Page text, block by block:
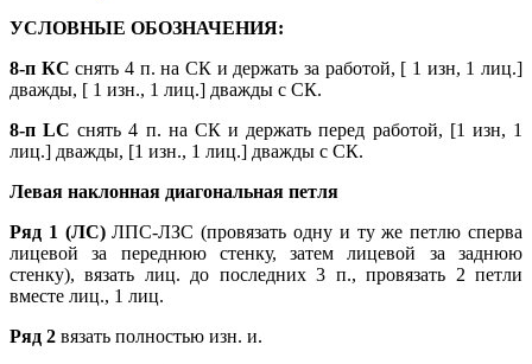
УСЛОВНЫЕ ОБОЗНАЧЕНИЯ:
8-п КС снять 4 п. на СК и держать за работой, [ 1 изн, 1 лиц.]
дважды, [ 1 изн., 1 лиц.] дважды с СК.
8-п LС снять 4 п. на СК и держать перед работой, [1 изн, 1
лиц.] дважды, [1 изн., 1 лиц.] дважды с СК.
Левая наклонная диагональная петля
Ряд 1 (ЛС)ЛПС-ЛЗС (провязать одну и ту же петлю сперва
лицевой за переднюю стенку, затем лицевой за заднюю
стенку), вязать лиц. до последних 3 п., провязать 2 петли
вместе лиц., 1 лиц.
Ряд 2 вязать полностью изн. и.